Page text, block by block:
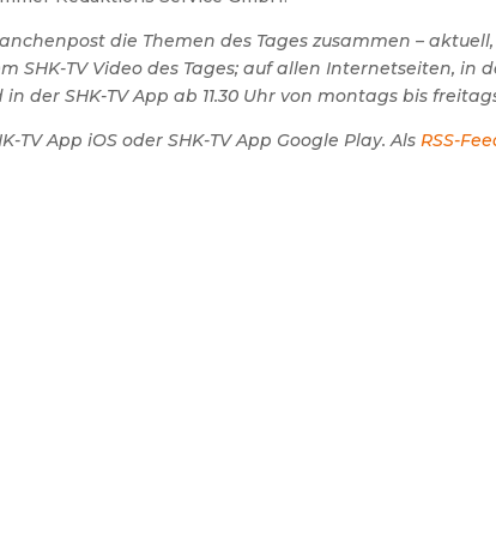
die Themen des Tages zusammen – aktuell,
TV Video des Tages; auf allen Internetseiten, in
der SHK-TV App ab 11.30 Uhr von montags bis
TV App iOS oder SHK-TV App Google Play. AlsRSS-